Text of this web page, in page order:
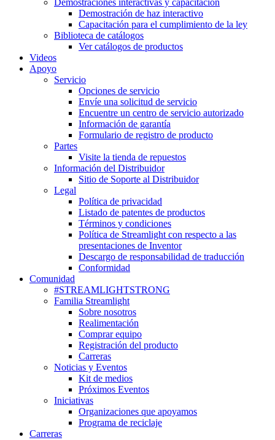
Demostraciones interactivas y capacitación
Demostración de haz interactivo
Capacitación para el cumplimiento de la ley
Biblioteca de catálogos
Ver catálogos de productos
Videos
Apoyo
Servicio
Opciones de servicio
Envíe una solicitud de servicio
Encuentre un centro de servicio autorizado
Información de garantía
Formulario de registro de producto
Partes
Visite la tienda de repuestos
Información del Distribuidor
Sitio de Soporte al Distribuidor
Legal
Política de privacidad
Listado de patentes de productos
Términos y condiciones
Política de Streamlight con respecto a las
presentaciones de Inventor
Descargo de responsabilidad de traducción
Conformidad
Comunidad
#STREAMLIGHTSTRONG
Familia Streamlight
Sobre nosotros
Realimentación
Comprar equipo
Registración del producto
Carreras
Noticias y Eventos
Kit de medios
Próximos Eventos
Iniciativas
Organizaciones que apoyamos
Programa de reciclaje
Carreras